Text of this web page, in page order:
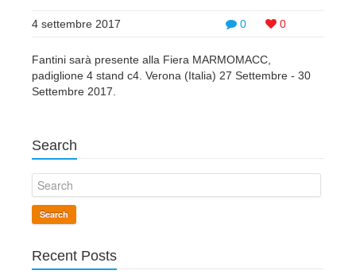
0 0
4 settembre 2017
Fantini sarà presente alla Fiera MARMOMACC,
padiglione 4 stand c4. Verona (Italia) 27 Settembre - 30
Settembre 2017.
Search
Search
Recent Posts